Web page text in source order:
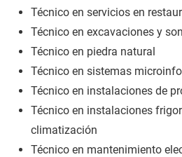
Técnico en servicios en
Técnico en excavaciones y
Técnico en piedra natural
Técnico en sistemas
Técnico en instalaciones de
Técnico en instalaciones
climatización
Técnico en mantenimiento